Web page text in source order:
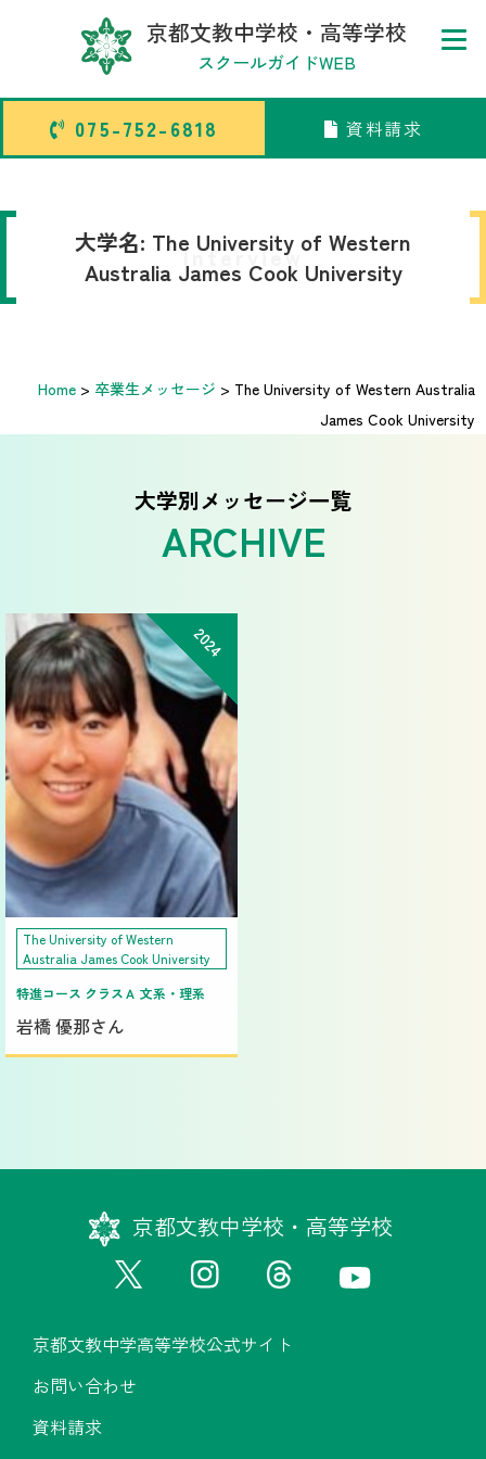
075-752-6818 資料請求
トップページ
卒業生メッセージ
京都文教中学校・高等学校
スクールガイドWEB
075-752-6818 資料請求
大学名: The University of Western
Australia James Cook University
Interview
Home > 卒業生メッセージ > The University of Western Australia
James Cook University
大学別メッセージ一覧
2024
The University of Western
Australia James Cook University
特進コース クラスＡ 文系・理系
岩橋 優那さん
京都文教中学校・高等学校
京都文教中学高等学校公式サイト
お問い合わせ
資料請求